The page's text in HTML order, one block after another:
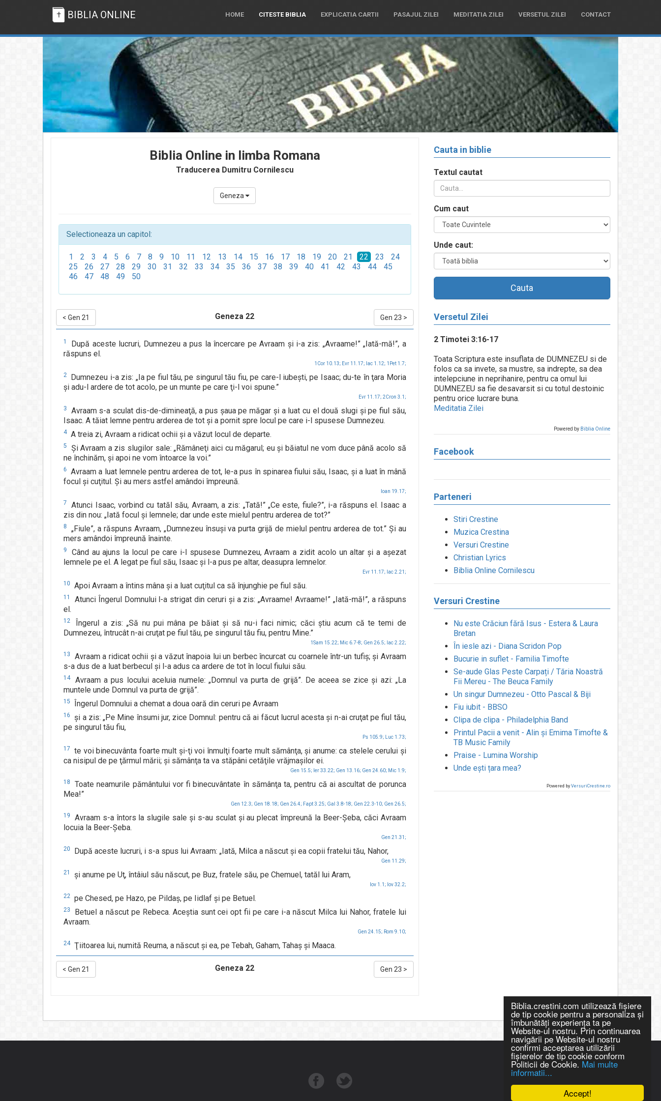
Accept!
Biblia.crestini.com utilizează fişiere
de tip cookie pentru a personaliza și
îmbunătăți experiența ta pe
Website-ul nostru. Prin continuarea
navigării pe Website-ul nostru
confirmi acceptarea utilizării
fişierelor de tip cookie conform
Politicii de Cookie. Mai multe
informatii...
BIBLIA ONLINE HOME CITESTE BIBLIA EXPLICATIA CARTII PASAJUL ZILEI MEDITATIA ZILEI VERSETUL ZILEI CONTACT
Biblia Online in limba Romana
Traducerea Dumitru Cornilescu
Geneza
Selectioneaza un capitol:
1 2 3 4 5 6 7 8 9 10 11 12 13 14 15 16 17 18 19 20 21 22 23
24
25
26 27 28 29 30 31 32 33 34 35 36 37 38 39 40 41 42 43 44
45
46
47 48 49 50
< Gen 21 Geneza 22 Gen 23 >
1
După aceste lucruri, Dumnezeu a pus la încercare pe Avraam şi i-a zis: „Avraame!” „Iată-mă!”, a
răspuns el.
1Cor 10.13; Evr 11.17; Iac 1.12; 1Pet 1.7;
2
Dumnezeu i-a zis: „Ia pe fiul tău, pe singurul tău fiu, pe care-l iubeşti, pe Isaac; du-te în ţara Moria
şi adu-l ardere de tot acolo, pe un munte pe care ţi-l voi spune.”
Evr 11.17; 2Cron 3.1;
3
Avraam s-a sculat dis-de-dimineaţă, a pus şaua pe măgar şi a luat cu el două slugi şi pe fiul său,
Isaac. A tăiat lemne pentru arderea de tot şi a pornit spre locul pe care i-l spusese Dumnezeu.
4 A treia zi, Avraam a ridicat ochii şi a văzut locul de departe.
5
Şi Avraam a zis slugilor sale: „Rămâneţi aici cu măgarul; eu şi băiatul ne vom duce până acolo să
ne închinăm, şi apoi ne vom întoarce la voi.”
6
Avraam a luat lemnele pentru arderea de tot, le-a pus în spinarea fiului său, Isaac, şi a luat în mână
focul şi cuţitul. Şi au mers astfel amândoi împreună.
Ioan 19.17;
7
Atunci Isaac, vorbind cu tatăl său, Avraam, a zis: „Tată!” „Ce este, fiule?”, i-a răspuns el. Isaac a
zis din nou: „Iată focul şi lemnele; dar unde este mielul pentru arderea de tot?”
8
„Fiule”, a răspuns Avraam, „Dumnezeu însuşi va purta grijă de mielul pentru arderea de tot.” Şi au
mers amândoi împreună înainte.
9
Când au ajuns la locul pe care i-l spusese Dumnezeu, Avraam a zidit acolo un altar şi a aşezat
lemnele pe el. A legat pe fiul său, Isaac şi l-a pus pe altar, deasupra lemnelor.
Evr 11.17; Iac 2.21;
10 Apoi Avraam a întins mâna şi a luat cuţitul ca să înjunghie pe fiul său.
11
Atunci Îngerul Domnului l-a strigat din ceruri şi a zis: „Avraame! Avraame!” „Iată-mă!”, a răspuns
el.
12
Îngerul a zis: „Să nu pui mâna pe băiat şi să nu-i faci nimic; căci ştiu acum că te temi de
Dumnezeu, întrucât n-ai cruţat pe fiul tău, pe singurul tău fiu, pentru Mine.”
1Sam 15.22; Mic 6.7-8; Gen 26.5; Iac 2.22;
13
Avraam a ridicat ochii şi a văzut înapoia lui un berbec încurcat cu coarnele într-un tufiş; şi Avraam
s-a dus de a luat berbecul şi l-a adus ca ardere de tot în locul fiului său.
14
Avraam a pus locului aceluia numele: „Domnul va purta de grijă”. De aceea se zice şi azi: „La
muntele unde Domnul va purta de grijă”.
15 Îngerul Domnului a chemat a doua oară din ceruri pe Avraam
16
şi a zis: „Pe Mine însumi jur, zice Domnul: pentru că ai făcut lucrul acesta şi n-ai cruţat pe fiul tău,
pe singurul tău fiu,
Ps 105.9; Luc 1.73;
17
te voi binecuvânta foarte mult şi-ţi voi înmulţi foarte mult sămânţa, şi anume: ca stelele cerului şi
ca nisipul de pe ţărmul mării; şi sămânţa ta va stăpâni cetăţile vrăjmaşilor ei.
Gen 15.5; Ier 33.22; Gen 13.16; Gen 24.60; Mic 1.9;
18
Toate neamurile pământului vor fi binecuvântate în sămânţa ta, pentru că ai ascultat de porunca
Mea!”
Gen 12.3; Gen 18.18; Gen 26.4; Fapt 3.25; Gal 3.8-18; Gen 22.3-10; Gen 26.5;
19
Avraam s-a întors la slugile sale şi s-au sculat şi au plecat împreună la Beer-Şeba, căci Avraam
locuia la Beer-Şeba.
Gen 21.31;
20 După aceste lucruri, i s-a spus lui Avraam: „Iată, Milca a născut şi ea copii fratelui tău, Nahor,
Gen 11.29;
21 şi anume pe Uţ, întâiul său născut, pe Buz, fratele său, pe Chemuel, tatăl lui Aram,
Iov 1.1; Iov 32.2;
22 pe Chesed, pe Hazo, pe Pildaş, pe Iidlaf şi pe Betuel.
23
Betuel a născut pe Rebeca. Aceştia sunt cei opt fii pe care i-a născut Milca lui Nahor, fratele lui
Avraam.
Gen 24.15; Rom 9.10;
24 Ţiitoarea lui, numită Reuma, a născut şi ea, pe Tebah, Gaham, Tahaş şi Maaca.
< Gen 21 Geneza 22 Gen 23 >
Cauta in biblie
Textul cautat
Cum caut
Unde caut:
Cauta
Versetul Zilei
2 Timotei 3:16-17
Toata Scriptura este insuflata de DUMNEZEU si de
folos ca sa invete, sa mustre, sa indrepte, sa dea
intelepciune in neprihanire, pentru ca omul lui
DUMNEZEU sa fie desavarsit si cu totul destoinic
pentru orice lucrare buna.
Meditatia Zilei
Powered by Biblia Online
Facebook
Parteneri
Stiri Crestine
Muzica Crestina
Versuri Crestine
Christian Lyrics
Biblia Online Cornilescu
Versuri Crestine
Nu este Crăciun fără Isus - Estera & Laura
Bretan
În iesle azi - Diana Scridon Pop
Bucurie in suflet - Familia Timofte
Se-aude Glas Peste Carpați / Tăria Noastră
Fii Mereu - The Beuca Family
Un singur Dumnezeu - Otto Pascal & Biji
Fiu iubit - BBSO
Clipa de clipa - Philadelphia Band
Printul Pacii a venit - Alin și Emima Timofte &
TB Music Family
Praise - Lumina Worship
Unde ești țara mea?
Powered by VersuriCrestine.ro